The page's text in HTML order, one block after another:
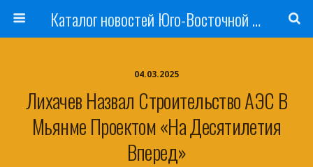
Каталог новостей Юго-Восточной Азии, Австралии и Океании
04.03.2025
Лихачев Назвал Строительство АЭС В
Мьянме Проектом «на Десятилетия
Вперед»